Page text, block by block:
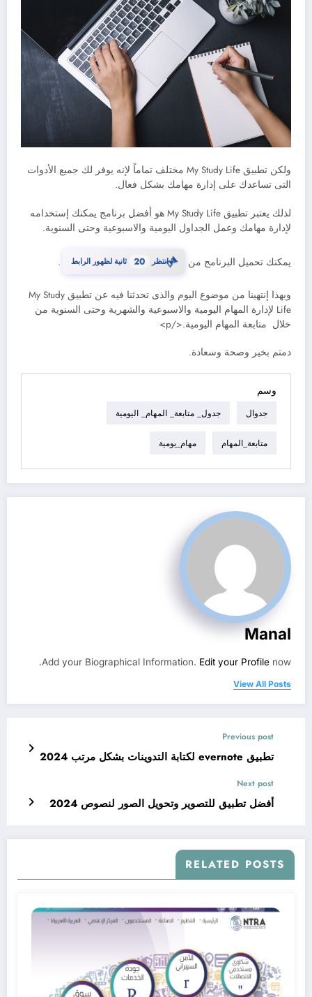
ولكن تطبيق My Study Life مختلف تماماً لإنه يوفر لك جميع الأدوات
التى تساعدك على إدارة مهامك بشكل فعال.
لذلك يعتبر تطبيق My Study Life هو أفضل برنامج يمكنك إستخدامه
لإدارة مهامك وعمل الجداول اليومية والاسبوعية وحتى السنوية.
يمكنك تحميل البرنامج من ⏳انتظر 19 ثانية لظهور الرابط .
وبهذا إنتهينا من موضوع اليوم والذى تحدثنا فيه عن تطبيق My Study
Life لإدارة المهام اليومية والاسبوعية والشهرية وحتى السنوية من
خلال متابعة المهام اليومية.</p>
دمتم بخير وصحة وسعادة.
وسم
جدوال جدول_ متابعة_ المهام_ اليومية
متابعة_المهام مهام_يومية
Manal
Add your Biographical Information. Edit your Profile now.
View All Posts
Previous post
تطبيق evernote لكتابة التدوينات بشكل مرتب 2024
Next post
أفضل تطبيق للتصوير وتحويل الصور لنصوص 2024
RELATED POSTS